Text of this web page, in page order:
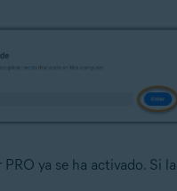
PRO ya se ha activado. Si